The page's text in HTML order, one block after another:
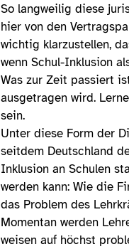
So langweilig diese
hier von den
wichtig klarzustellen,
wenn Schul-Inklusion
Was zur Zeit passiert
ausgetragen wird.
sein.
Unter diese Form der
seitdem Deutschland
Inklusion an Schulen
werden kann: Wie die
das Problem des
Momentan werden
weisen auf höchst